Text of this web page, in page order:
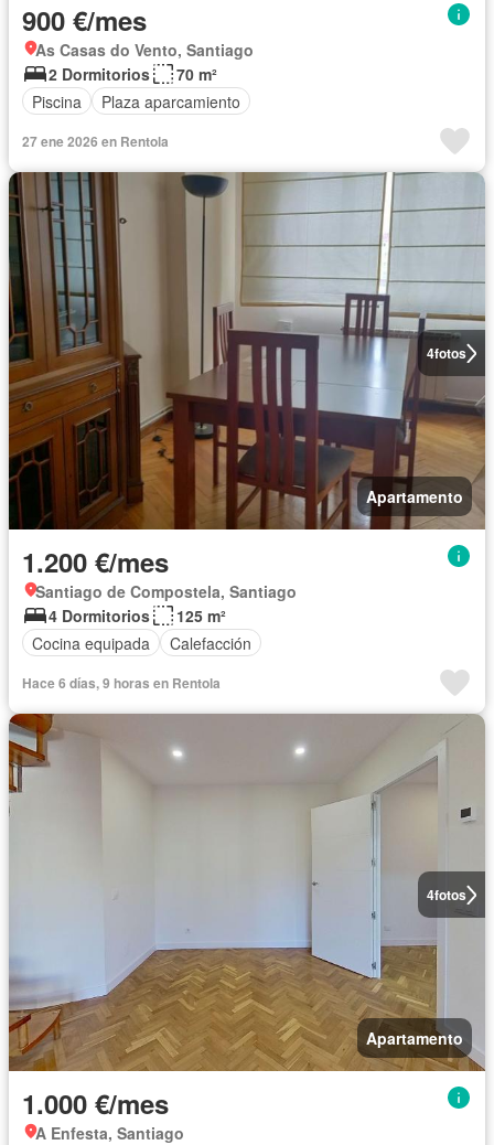
900 €/mes
As Casas do Vento, Santiago
2 Dormitorios
70 m²
Piscina
Plaza aparcamiento
27 ene 2026 en Rentola
4fotos
Apartamento
1.200 €/mes
Santiago de Compostela, Santiago
4 Dormitorios
125 m²
Cocina equipada
Calefacción
Hace 6 días, 9 horas en Rentola
4fotos
Apartamento
1.000 €/mes
A Enfesta, Santiago